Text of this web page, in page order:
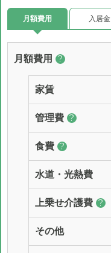
月額費用 入居金
月額費用 ?
家賃
管理費 ?
食費 ?
水道・光熱費
上乗せ介護費 ?
その他